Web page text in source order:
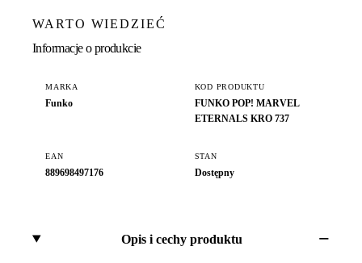
WARTO WIEDZIEĆ
Informacje o produkcie
MARKA
Funko
KOD PRODUKTU
FUNKO POP! MARVEL
ETERNALS KRO 737
EAN
889698497176
STAN
Dostępny
Opis i cechy produktu